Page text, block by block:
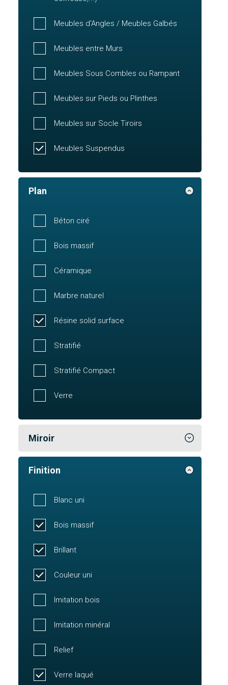
Meubles d'Angles / Meubles Galbés
Meubles entre Murs
Meubles Sous Combles ou Rampant
Meubles sur Pieds ou Plinthes
Meubles sur Socle Tiroirs
Meubles Suspendus
Plan
Béton ciré
Bois massif
Céramique
Marbre naturel
Résine solid surface
Stratifié
Stratifié Compact
Verre
Miroir
Finition
Blanc uni
Bois massif
Brillant
Couleur uni
Imitation bois
Imitation minéral
Relief
Verre laqué